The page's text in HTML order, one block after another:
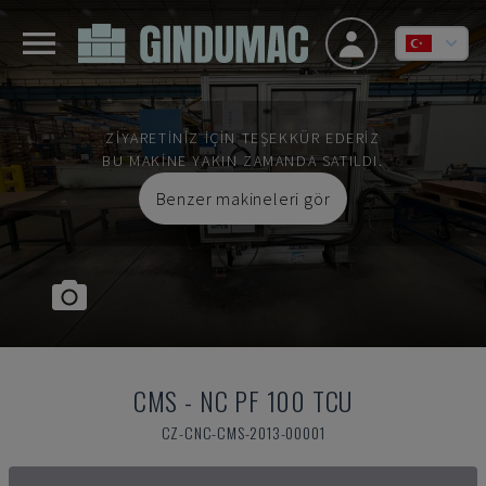
ZIYARETINIZ IÇIN TEŞEKKÜR EDERIZ
BU MAKINE YAKIN ZAMANDA SATILDI.
Benzer makineleri gör
CMS - NC PF 100 TCU
CZ-CNC-CMS-2013-00001